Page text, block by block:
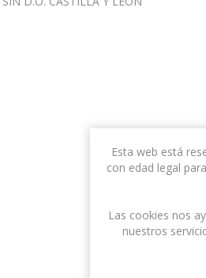
Esta web está
con edad legal
Las cookies nos
nuestros